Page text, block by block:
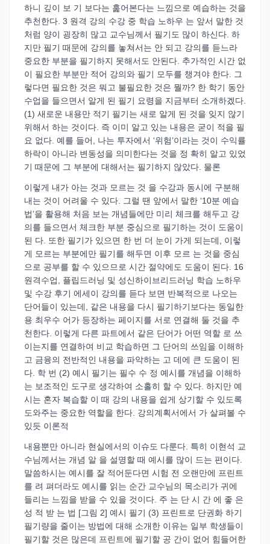
하니 깊이 보 기 보다는 훑어본다는 느낌으로 예습하는 것을
추천한다. 3 원격 강의 수강 중 학습 노하우 는 앞서 말한 것
처럼 양이 굉장히 많고 교수님께서 필기도 많이 하신다. 하
지만 필기 때문에 강의를 놓쳐서는 안 되고 강의를 듣느라
중요한 부분을 필기하지 못해서도 안된다. 추가적인 시간 없
이 필요한 부분만 적어 강의와 필기 모두를 챙겨야 한다. 그
렇다면 필요한 것은 뭐고 불필요한 것은 뭘까? 한 학기 동안
수업을 들으면서 알게 된 필기 요령을 지금부터 소개하겠다.
(1) 새로운 내용만 적기 필기는 새로 알게 된 것을 잊지 않기
위해서 하는 것이다. 즉 이미 알고 있는 내용은 굳이 적을 필
요 없다. 예를 들어, 나는 투자에서 ‘위험’이라는 것이 수익률
하락이 아니라 변동성을 의미한다는 것을 정 확히 알고 있었
기 때문에 그 부분에 대해서는 필기하지 않았다. 물론
이렇게 내가 아는 것과 모르는 것 을 수강과 동시에 구분해
내는 것이 어려울 수 있다. 그럴 땐 앞에서 말한 ‘10분 예습
법’을 활용해 처음 보는 개념들에만 미리 체크를 해두고 강
의를 들으면서 체크한 부분 중심으로 필기하는 것이 도움이
된 다. 또한 필기가 있으면 한 번 더 눈이 가게 되는데, 이렇
게 모르는 부분에만 필기를 해두면 이후 모르 는 것을 중심
으로 공부를 할 수 있으므로 시간 절약에도 도움이 된다. 16
원격수업, 플립드러닝 및 성신하이브리드러닝 학습 노하우
및 수강 후기 에세이 강의를 듣다 보면 반복적으로 나오는
단어들이 있는데, 같은 내용을 다시 필기하기보다는 동일한
용 최우수 어가 등장하는 페이지를 서로 연결해 둘 것을 추
천한다. 이렇게 다른 파트에서 같은 단어가 어떤 역할 로 쓰
이는지를 연결하여 비교 학습하면 그 단어의 쓰임을 이해하
고 금융의 전반적인 내용을 파악하는 고 데에 큰 도움이 된
다. 학 번 (2) 예시 필기는 필수 수 정 예시를 개념을 이해하
는 보조적인 도구로 생각하여 소홀히 할 수 있다. 하지만 예
시는 혼자 복습할 이 때 강의 내용을 쉽게 상기할 수 있도록
도와주는 중요한 역할을 한다. 강의계획서에서 가 살펴볼 수
있듯 이론적
내용뿐만 아니라 현실에서의 이슈도 다룬다. 특히 이현석 교
수님께서는 개념 알 을 설명할 때 예시를 많이 드는 편이다.
말씀하시는 예시를 잘 적어둔다면 시험 전 오랜만에 프린트
를 려 펴더라도 예시를 읽는 순간 교수님의 목소리가 귀에
들리는 느낌을 받을 수 있을 것이다. 주 는 단 시 간 에 좋 은
성 적 받 는 법 [그림 2] 예시 필기 (3) 프린트로 단권화 하기
필기량을 줄이는 방법에 대해 소개한 이유는 일부 학생들이
필기할 것은 많은데 프린트에 필기할 공 간이 없어 힘들어한